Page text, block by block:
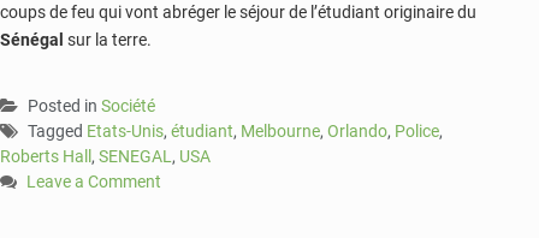
coups de feu qui vont abréger le séjour de l’étudiant originaire du
Sénégal sur la terre.
Posted in Société
Tagged Etats-Unis, étudiant, Melbourne, Orlando, Police,
Roberts Hall, SENEGAL , USA
Leave a Comment